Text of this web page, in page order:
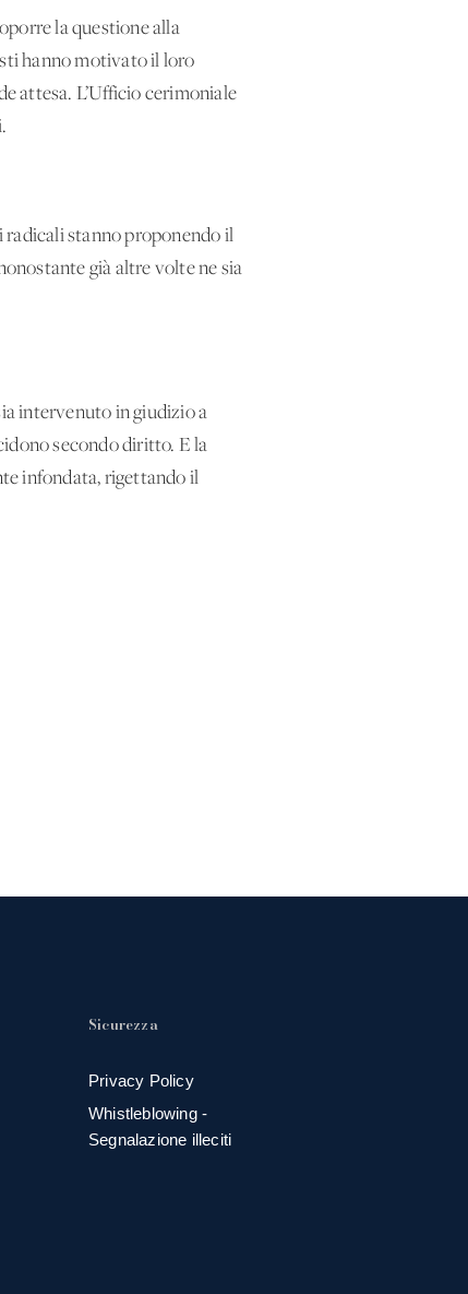
la questione alla
hanno motivato il loro
attesa. L’Ufficio cerimoniale
radicali stanno proponendo il
già altre volte ne sia
intervenuto in giudizio a
secondo diritto. E la
infondata, rigettando il
Sicurezza
Privacy Policy
Whistleblowing -
Segnalazione illeciti